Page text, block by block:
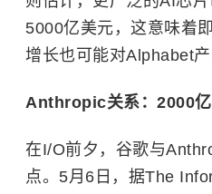
5000亿美元，这意味着
增长也可能对Alphabet产
Anthropic关系：2000亿
在I/O前夕，谷歌与
点。5月6日，据The